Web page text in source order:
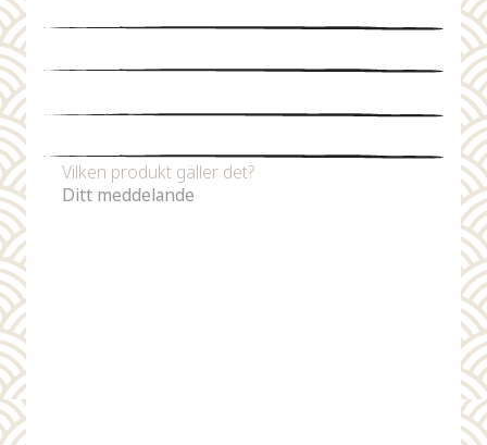
Vilken produkt gäller det?